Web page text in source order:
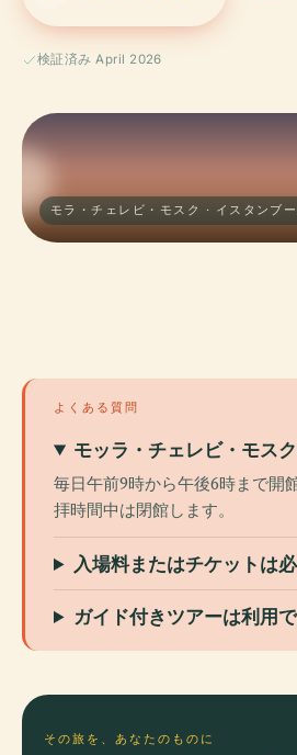
検証済み April 2026
モラ・チェレビ・モスク · イスタンブ
よくある質問
モッラ・チェレビ・モス
毎日午前9時から午後6時まで開
拝時間中は閉館します。
入場料またはチケットは
ガイド付きツアーは利用
その旅を、あなたのものに